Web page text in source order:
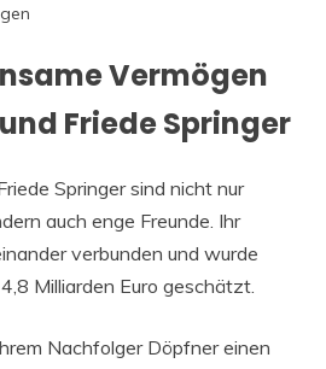
Vermögen
Friede Springer
Springer sind nicht nur
auch enge Freunde. Ihr
verbunden und wurde
Milliarden Euro geschätzt.
Nachfolger Döpfner einen